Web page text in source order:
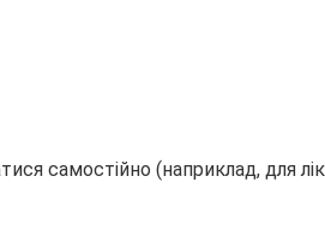
самостійно (наприклад, для